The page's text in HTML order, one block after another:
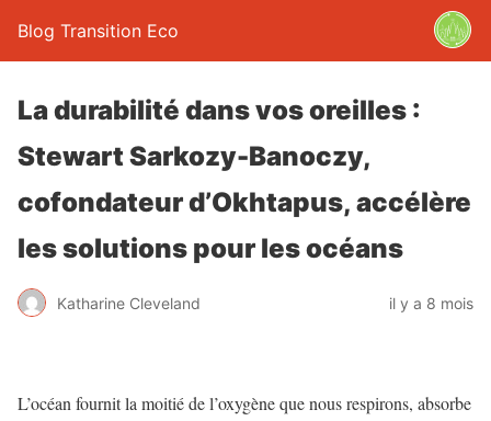
Blog Transition Eco
La durabilité dans vos oreilles :
Stewart Sarkozy-Banoczy,
cofondateur d’Okhtapus, accélère
les solutions pour les océans
Katharine Cleveland il y a 8 mois
L’océan fournit la moitié de l’oxygène que nous respirons, absorbe